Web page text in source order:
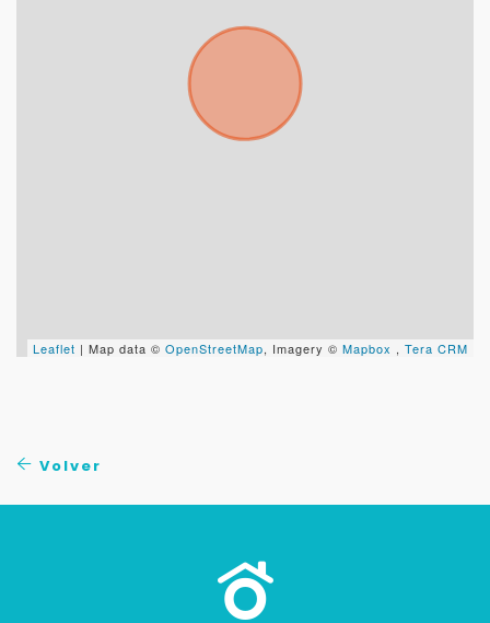
Leaflet | Map data © OpenStreetMap, Imagery © Mapbox , Tera CRM
Volver
Cancelar
Buscamos darte la mejor experiencia.
Con estos datos podemos responderte mejor y